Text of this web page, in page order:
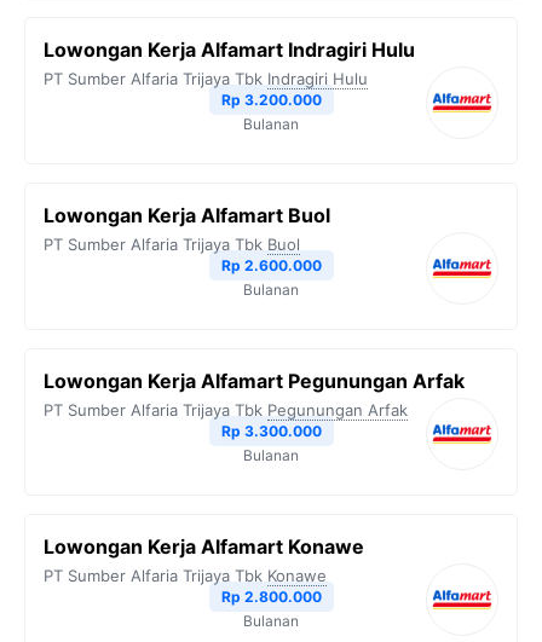
Lowongan Kerja Alfamart Indragiri Hulu
PT Sumber Alfaria Trijaya Tbk Indragiri Hulu
Rp 3.200.000
Bulanan
Lowongan Kerja Alfamart Buol
PT Sumber Alfaria Trijaya Tbk Buol
Rp 2.600.000
Bulanan
Lowongan Kerja Alfamart Pegunungan Arfak
PT Sumber Alfaria Trijaya Tbk Pegunungan Arfak
Rp 3.300.000
Bulanan
Lowongan Kerja Alfamart Konawe
PT Sumber Alfaria Trijaya Tbk Konawe
Rp 2.800.000
Bulanan